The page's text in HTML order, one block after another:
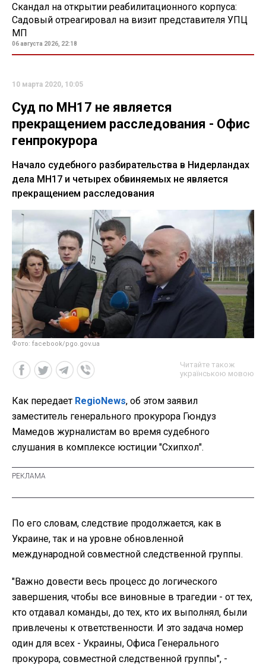
Скандал на открытии реабилитационного корпуса:
Садовый отреагировал на визит представителя УПЦ
МП
06 августа 2026, 22:18
10 марта 2020, 10:05
Суд по МН17 не является
прекращением расследования - Офис
генпрокурора
Начало судебного разбирательства в Нидерландах
дела MH17 и четырех обвиняемых не является
прекращением расследования
Фото: facebook/pgo.gov.ua
Читайте також
українською мовою
Как передает RegioNews, об этом заявил
заместитель генерального прокурора Гюндуз
Мамедов журналистам во время судебного
слушания в комплексе юстиции "Схипхол".
По его словам, следствие продолжается, как в
Украине, так и на уровне обновленной
международной совместной следственной группы.
"Важно довести весь процесс до логического
завершения, чтобы все виновные в трагедии - от тех,
кто отдавал команды, до тех, кто их выполнял, были
привлечены к ответственности. И это задача номер
один для всех - Украины, Офиса Генерального
прокурора, совместной следственной группы", -